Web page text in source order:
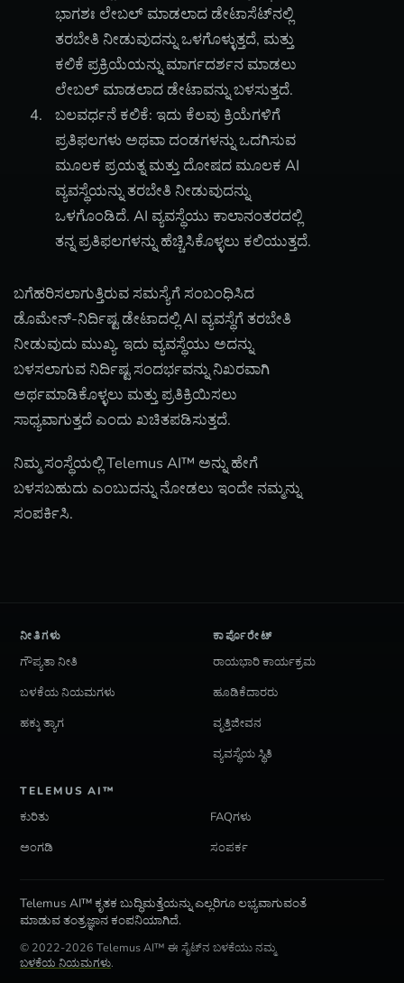
ಭಾಗಶಃ ಲೇಬಲ್ ಮಾಡಲಾದ ಡೇಟಾಸೆಟ್‌ನಲ್ಲಿ
ತರಬೇತಿ ನೀಡುವುದನ್ನು ಒಳಗೊಳ್ಳುತ್ತದೆ, ಮತ್ತು
ಕಲಿಕೆ ಪ್ರಕ್ರಿಯೆಯನ್ನು ಮಾರ್ಗದರ್ಶನ ಮಾಡಲು
ಲೇಬಲ್ ಮಾಡಲಾದ ಡೇಟಾವನ್ನು ಬಳಸುತ್ತದೆ.
ಬಲವರ್ಧನೆ ಕಲಿಕೆ: ಇದು ಕೆಲವು ಕ್ರಿಯೆಗಳಿಗೆ
ಪ್ರತಿಫಲಗಳು ಅಥವಾ ದಂಡಗಳನ್ನು ಒದಗಿಸುವ
ಮೂಲಕ ಪ್ರಯತ್ನ ಮತ್ತು ದೋಷದ ಮೂಲಕ AI
ವ್ಯವಸ್ಥೆಯನ್ನು ತರಬೇತಿ ನೀಡುವುದನ್ನು
ಒಳಗೊಂಡಿದೆ. AI ವ್ಯವಸ್ಥೆಯು ಕಾಲಾನಂತರದಲ್ಲಿ
ತನ್ನ ಪ್ರತಿಫಲಗಳನ್ನು ಹೆಚ್ಚಿಸಿಕೊಳ್ಳಲು ಕಲಿಯುತ್ತದೆ.
ಬಗೆಹರಿಸಲಾಗುತ್ತಿರುವ ಸಮಸ್ಯೆಗೆ ಸಂಬಂಧಿಸಿದ
ಡೊಮೇನ್-ನಿರ್ದಿಷ್ಟ ಡೇಟಾದಲ್ಲಿ AI ವ್ಯವಸ್ಥೆಗೆ ತರಬೇತಿ
ನೀಡುವುದು ಮುಖ್ಯ. ಇದು ವ್ಯವಸ್ಥೆಯು ಅದನ್ನು
ಬಳಸಲಾಗುವ ನಿರ್ದಿಷ್ಟ ಸಂದರ್ಭವನ್ನು ನಿಖರವಾಗಿ
ಅರ್ಥಮಾಡಿಕೊಳ್ಳಲು ಮತ್ತು ಪ್ರತಿಕ್ರಿಯಿಸಲು
ಸಾಧ್ಯವಾಗುತ್ತದೆ ಎಂದು ಖಚಿತಪಡಿಸುತ್ತದೆ.
ನಿಮ್ಮ ಸಂಸ್ಥೆಯಲ್ಲಿ Telemus AI™ ಅನ್ನು ಹೇಗೆ
ಬಳಸಬಹುದು ಎಂಬುದನ್ನು ನೋಡಲು ಇಂದೇ ನಮ್ಮನ್ನು
ಸಂಪರ್ಕಿಸಿ.
Telemus AI™ ಕೃತಕ ಬುದ್ಧಿಮತ್ತೆಯನ್ನು ಎಲ್ಲರಿಗೂ ಲಭ್ಯವಾಗುವಂತೆ
ಮಾಡುವ ತಂತ್ರಜ್ಞಾನ ಕಂಪನಿಯಾಗಿದೆ.
© 2022-2026 Telemus AI™ ಈ ಸೈಟ್‌ನ ಬಳಕೆಯು ನಮ್ಮ
ಬಳಕೆಯ ನಿಯಮಗಳು.
ನೀತಿಗಳು
ಗೌಪ್ಯತಾ ನೀತಿ
ಬಳಕೆಯ ನಿಯಮಗಳು
ಹಕ್ಕು ತ್ಯಾಗ
ಕಾರ್ಪೊರೇಟ್
ರಾಯಭಾರಿ ಕಾರ್ಯಕ್ರಮ
ಹೂಡಿಕೆದಾರರು
ವೃತ್ತಿಜೀವನ
ವ್ಯವಸ್ಥೆಯ ಸ್ಥಿತಿ
TELEMUS AI™
ಕುರಿತು
FAQಗಳು
ಅಂಗಡಿ
ಸಂಪರ್ಕ